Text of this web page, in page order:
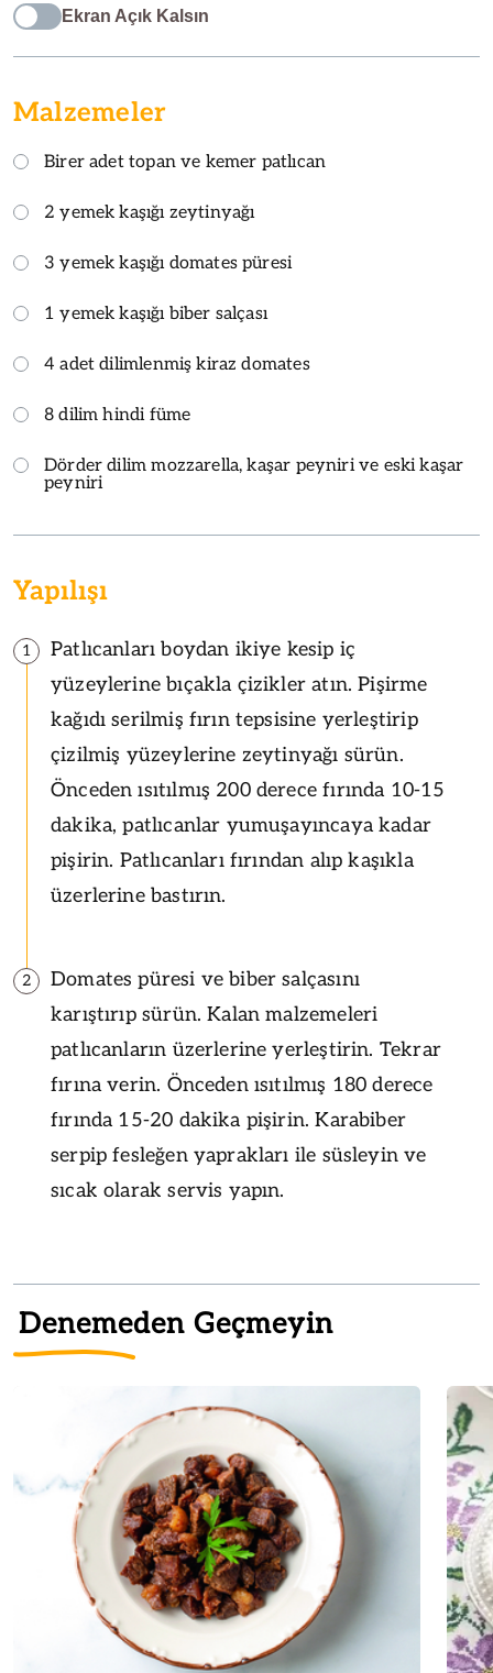
Ekran Açık Kalsın
Malzemeler
Birer adet topan ve kemer patlıcan
2 yemek kaşığı zeytinyağı
3 yemek kaşığı domates püresi
1 yemek kaşığı biber salçası
4 adet dilimlenmiş kiraz domates
8 dilim hindi füme
Dörder dilim mozzarella, kaşar peyniri ve eski kaşar
peyniri
Yapılışı
1
Patlıcanları boydan ikiye kesip iç
yüzeylerine bıçakla çizikler atın. Pişirme
kağıdı serilmiş fırın tepsisine yerleştirip
çizilmiş yüzeylerine zeytinyağı sürün.
Önceden ısıtılmış 200 derece fırında 10-15
dakika, patlıcanlar yumuşayıncaya kadar
pişirin. Patlıcanları fırından alıp kaşıkla
üzerlerine bastırın.
2
Domates püresi ve biber salçasını
karıştırıp sürün. Kalan malzemeleri
patlıcanların üzerlerine yerleştirin. Tekrar
fırına verin. Önceden ısıtılmış 180 derece
fırında 15-20 dakika pişirin. Karabiber
serpip fesleğen yaprakları ile süsleyin ve
sıcak olarak servis yapın.
Denemeden Geçmeyin